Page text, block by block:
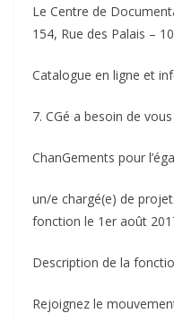
Le Centre de
154, Rue des Palais –
Catalogue en ligne et
7. CGé a besoin de vous
ChanGements pour
un/e chargé(e) de
fonction le 1er août
Description de la
Rejoignez le